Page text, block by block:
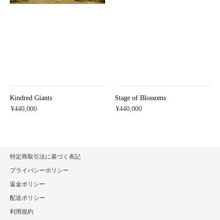
Kindred Giants
¥440,000
Stage of Blossoms
¥440,000
特定商取引法に基づく表記
プライバシーポリシー
返金ポリシー
配送ポリシー
利用規約